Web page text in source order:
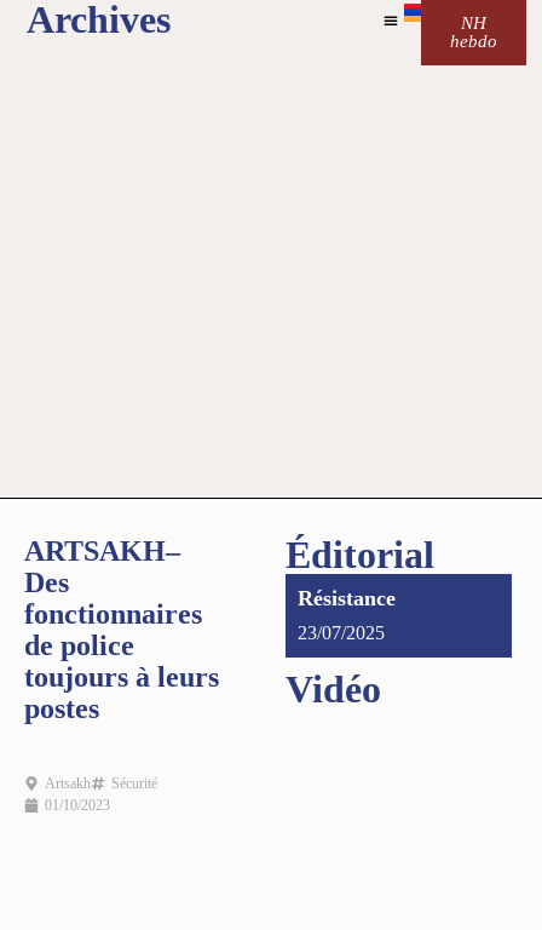
Archives
NH
hebdo
ARTSAKH–
Des
fonctionnaires
de police
toujours à leurs
postes
Artsakh
Sécurité
01/10/2023
Éditorial
Résistance
23/07/2025
Vidéo